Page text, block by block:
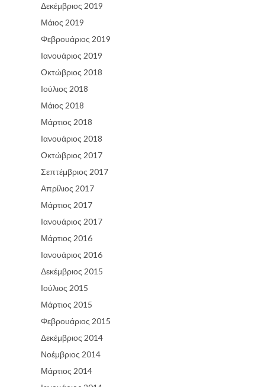
Δεκέμβριος 2019
Μάιος 2019
Φεβρουάριος 2019
Ιανουάριος 2019
Οκτώβριος 2018
Ιούλιος 2018
Μάιος 2018
Μάρτιος 2018
Ιανουάριος 2018
Οκτώβριος 2017
Σεπτέμβριος 2017
Απρίλιος 2017
Μάρτιος 2017
Ιανουάριος 2017
Μάρτιος 2016
Ιανουάριος 2016
Δεκέμβριος 2015
Ιούλιος 2015
Μάρτιος 2015
Φεβρουάριος 2015
Δεκέμβριος 2014
Νοέμβριος 2014
Μάρτιος 2014